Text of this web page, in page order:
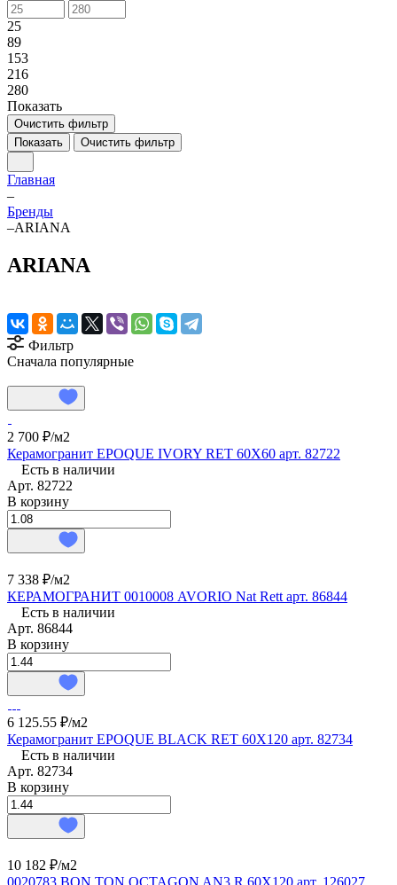
25
89
153
216
280
Показать
Очистить фильтр
Показать
Очистить фильтр
Главная
–
Бренды
–ARIANA
ARIANA
Фильтр
Сначала популярные
2 700 ₽/м2
Керамогранит EPOQUE IVORY RET 60X60 арт. 82722
Есть в наличии
Арт. 82722
В корзину
7 338 ₽/м2
КЕРАМОГРАНИТ 0010008 AVORIO Nat Rett арт. 86844
Есть в наличии
Арт. 86844
В корзину
6 125.55 ₽/м2
Керамогранит EPOQUE BLACK RET 60X120 арт. 82734
Есть в наличии
Арт. 82734
В корзину
10 182 ₽/м2
0020783 BON TON OCTAGON AN3 R 60X120 арт. 126027